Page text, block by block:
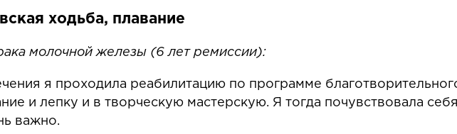
ходьба, плавание
молочной железы (6 лет ремиссии):
я проходила реабилитацию по программе
и лепку и в творческую мастерскую. Я тогда почувствовала
важно.